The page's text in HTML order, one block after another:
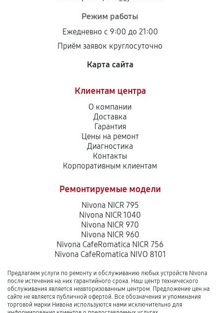
Режим работы
Ежедневно с 9:00 до 21:00
Приём заявок круглосуточно
Карта сайта
Клиентам центра
О компании
Доставка
Гарантия
Цены на ремонт
Диагностика
Контакты
Корпоративным клиентам
Ремонтируемые модели
Nivona NICR 795
Nivona NICR 1040
Nivona NICR 970
Nivona NICR 960
Nivona CafeRomatica NICR 756
Nivona CafeRomatica NIVO 8101
Предлагаем услуги по ремонту и обслуживанию любых устройств Nivona
после истечения на них гарантийного срока. Наш центр технического
обслуживания является неавторизованным центром. Предложение цен на
сайте не является публичной офертой. Все обозначения и упоминания
торговой марки Нивона используются нами исключительно для